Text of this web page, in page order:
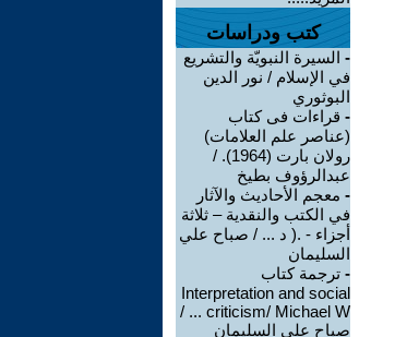
كتب ودراسات
- السيرة النبويّة والتشريع
في الإسلام / نور الدين
البوثوري
- قراءات فى كتاب
(عناصر علم العلامات)
رولان بارت (1964). /
عبدالرؤوف بطيخ
- معجم الأحاديث والآثار
في الكتب والنقدية – ثلاثة
أجزاء - .( د ... / صباح علي
السليمان
- ترجمة كتاب
Interpretation and social
criticism/ Michael W ... /
صباح علي السليمان